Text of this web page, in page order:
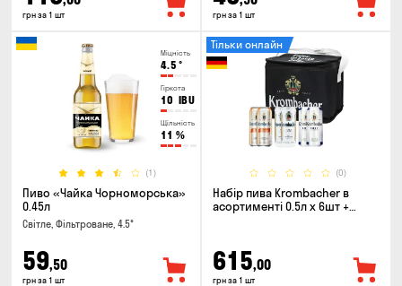
грн за 1 шт грн за 1 шт
Міцність
4.5 °
Гіркота
10 IBU
Щільність
11 %
(1)
Пиво «Чайка Чорноморська»
0.45л
Світле, Фільтроване, 4.5°
59,50
грн за 1 шт
(0)
Тільки онлайн
Набір пива Krombacher в
асортименті 0.5л х 6шт +
615,00
грн за 1 шт